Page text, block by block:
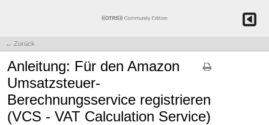
← Zurück
Anleitung: Für den Amazon
Umsatzsteuer-
Berechnungsservice registrieren
(VCS - VAT Calculation Service)